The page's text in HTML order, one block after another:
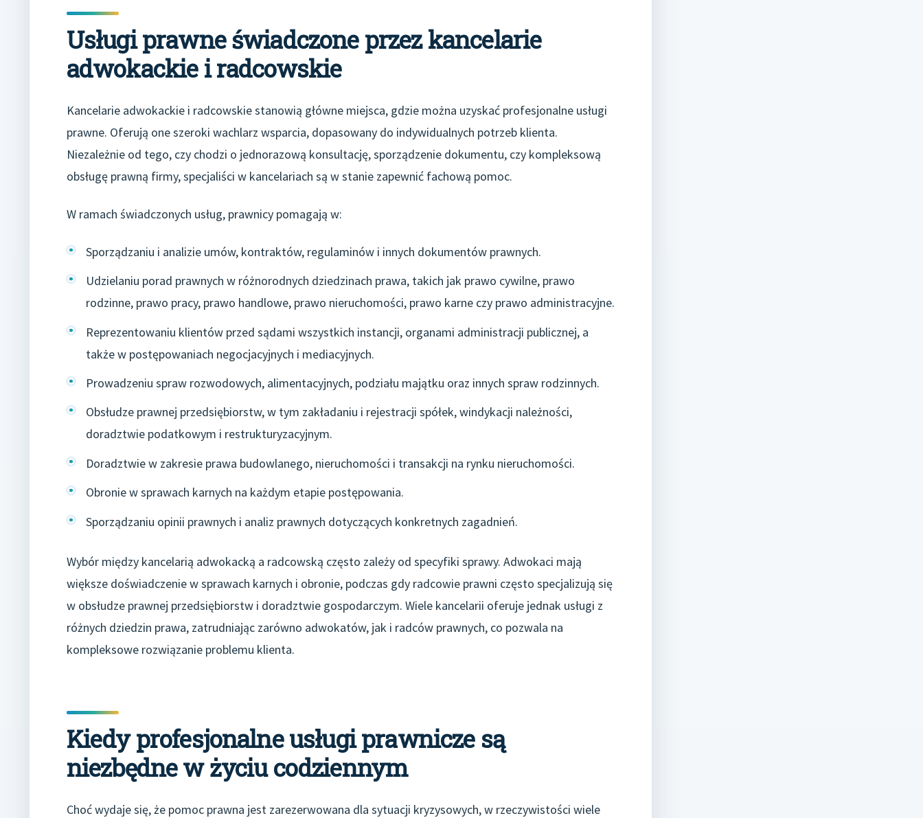
Usługi prawne świadczone przez kancelarie
adwokackie i radcowskie
Kancelarie adwokackie i radcowskie stanowią główne miejsca, gdzie można uzyskać profesjonalne usługi
prawne. Oferują one szeroki wachlarz wsparcia, dopasowany do indywidualnych potrzeb klienta.
Niezależnie od tego, czy chodzi o jednorazową konsultację, sporządzenie dokumentu, czy kompleksową
obsługę prawną firmy, specjaliści w kancelariach są w stanie zapewnić fachową pomoc.
W ramach świadczonych usług, prawnicy pomagają w:
Sporządzaniu i analizie umów, kontraktów, regulaminów i innych dokumentów prawnych.
Udzielaniu porad prawnych w różnorodnych dziedzinach prawa, takich jak prawo cywilne, prawo
rodzinne, prawo pracy, prawo handlowe, prawo nieruchomości, prawo karne czy prawo administracyjne.
Reprezentowaniu klientów przed sądami wszystkich instancji, organami administracji publicznej, a
także w postępowaniach negocjacyjnych i mediacyjnych.
Prowadzeniu spraw rozwodowych, alimentacyjnych, podziału majątku oraz innych spraw rodzinnych.
Obsłudze prawnej przedsiębiorstw, w tym zakładaniu i rejestracji spółek, windykacji należności,
doradztwie podatkowym i restrukturyzacyjnym.
Doradztwie w zakresie prawa budowlanego, nieruchomości i transakcji na rynku nieruchomości.
Obronie w sprawach karnych na każdym etapie postępowania.
Sporządzaniu opinii prawnych i analiz prawnych dotyczących konkretnych zagadnień.
Wybór między kancelarią adwokacką a radcowską często zależy od specyfiki sprawy. Adwokaci mają
większe doświadczenie w sprawach karnych i obronie, podczas gdy radcowie prawni często specjalizują się
w obsłudze prawnej przedsiębiorstw i doradztwie gospodarczym. Wiele kancelarii oferuje jednak usługi z
różnych dziedzin prawa, zatrudniając zarówno adwokatów, jak i radców prawnych, co pozwala na
kompleksowe rozwiązanie problemu klienta.
Kiedy profesjonalne usługi prawnicze są
niezbędne w życiu codziennym
Choć wydaje się, że pomoc prawna jest zarezerwowana dla sytuacji kryzysowych, w rzeczywistości wiele